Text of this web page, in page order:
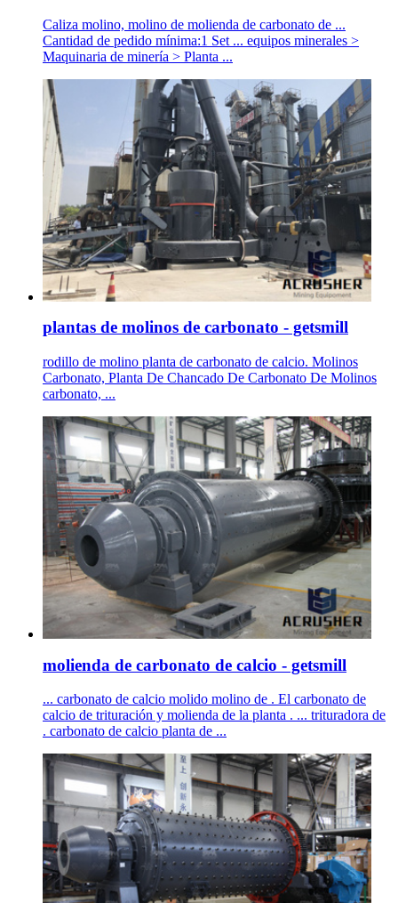
Caliza molino, molino de molienda de carbonato de ...
Cantidad de pedido mínima:1 Set ... equipos minerales >
Maquinaria de minería > Planta ...
plantas de molinos de carbonato - getsmill
rodillo de molino planta de carbonato de calcio. Molinos
Carbonato, Planta De Chancado De Carbonato De Molinos
carbonato, ...
molienda de carbonato de calcio - getsmill
... carbonato de calcio molido molino de . El carbonato de
calcio de trituración y molienda de la planta . ... trituradora de
. carbonato de calcio planta de ...